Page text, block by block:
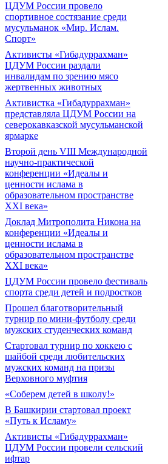
ЦДУМ России провело
спортивное состязание среди
мусульманок «Мир. Ислам.
Спорт»
Активисты «Гибадуррахман»
ЦДУМ России раздали
инвалидам по зрению мясо
жертвенных животных
Активистка «Гибадуррахман»
представляла ЦДУМ России на
северокавказской мусульманской
ярмарке
Второй день VIII Международной
научно-практической
конференции «Идеалы и
ценности ислама в
образовательном пространстве
XXI века»
Доклад Митрополита Никона на
конференции «Идеалы и
ценности ислама в
образовательном пространстве
XXI века»
ЦДУМ России провело фестиваль
спорта среди детей и подростков
Прошел благотворительный
турнир по мини-футболу среди
мужских студенческих команд
Cтартовал турнир по хоккею с
шайбой среди любительских
мужских команд на призы
Верховного муфтия
«Соберем детей в школу!»
В Башкирии стартовал проект
«Путь к Исламу»
Активисты «Гибадуррахман»
ЦДУМ России провели сельский
ифтар